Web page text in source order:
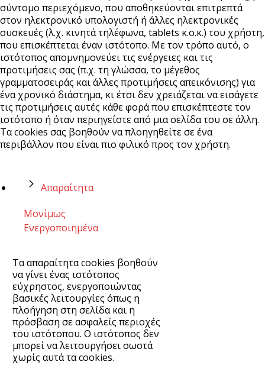
σύντομο περιεχόμενο, που αποθηκεύονται επιτρεπτά
στον ηλεκτρονικό υπολογιστή ή άλλες ηλεκτρονικές
συσκευές (λ.χ. κινητά τηλέφωνα, tablets κ.ο.κ.) του χρήστη,
που επισκέπτεται έναν ιστότοπο. Με τον τρόπο αυτό, ο
ιστότοπος απομνημονεύει τις ενέργειες και τις
προτιμήσεις σας (π.χ. τη γλώσσα, το μέγεθος
γραμματοσειράς και άλλες προτιμήσεις απεικόνισης) για
ένα χρονικό διάστημα, κι έτσι δεν χρειάζεται να εισάγετε
τις προτιμήσεις αυτές κάθε φορά που επισκέπτεστε τον
ιστότοπο ή όταν περιηγείστε από μια σελίδα του σε άλλη.
Τα cookies σας βοηθούν να πλοηγηθείτε σε ένα
περιβάλλον που είναι πιο φιλικό προς τον χρήστη.
Απαραίτητα
Μονίμως
Ενεργοποιημένα
Τα απαραίτητα cookies βοηθούν
να γίνει ένας ιστότοπος
εύχρηστος, ενεργοποιώντας
βασικές λειτουργίες όπως η
πλοήγηση στη σελίδα και η
πρόσβαση σε ασφαλείς περιοχές
του ιστότοπου. Ο ιστότοπος δεν
μπορεί να λειτουργήσει σωστά
χωρίς αυτά τα cookies.